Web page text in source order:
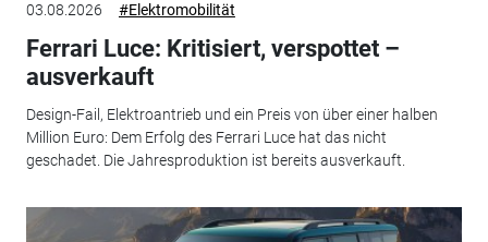
03.08.2026 #Elektromobilität
Ferrari Luce: Kritisiert, verspottet –
ausverkauft
Design-Fail, Elektroantrieb und ein Preis von über einer halben
Million Euro: Dem Erfolg des Ferrari Luce hat das nicht
geschadet. Die Jahresproduktion ist bereits ausverkauft.